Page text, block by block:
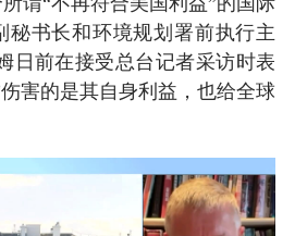
秘书长和环境规划署前执行主
日前在接受总台记者采访时表
害的是其自身利益，也给全球